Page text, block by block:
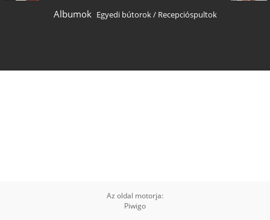
Albumok Egyedi bútorok/ Recepcióspultok
Az oldal motorja:
Piwigo